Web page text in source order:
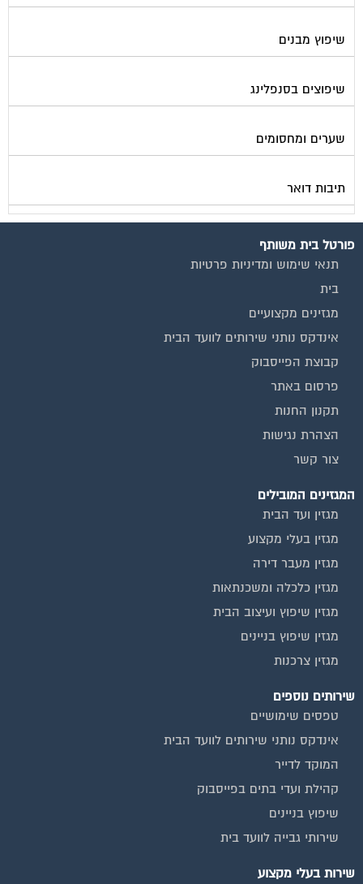
שיפוץ מבנים
שיפוצים בסנפלינג
שערים ומחסומים
תיבות דואר
פורטל בית משותף
תנאי שימוש ומדיניות פרטיות
בית
מגזינים מקצועיים
אינדקס נותני שירותים לוועד הבית
קבוצת הפייסבוק
פרסום באתר
תקנון החנות
הצהרת נגישות
צור קשר
המגזינים המובילים
מגזין ועד הבית
מגזין בעלי מקצוע
מגזין מעבר דירה
מגזין כלכלה ומשכנתאות
מגזין שיפוץ ועיצוב הבית
מגזין שיפוץ בניינים
מגזין צרכנות
שירותים נוספים
טפסים שימושיים
אינדקס נותני שירותים לוועד הבית
המוקד לדייר
קהילת ועדי בתים בפייסבוק
שיפוץ בניינים
שירותי גבייה לוועד בית
שירות בעלי מקצוע